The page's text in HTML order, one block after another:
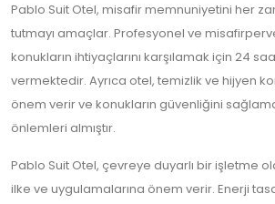
Pablo Suit Otel, misafir memnuniyetini her
tutmayı amaçlar. Profesyonel ve
konukların ihtiyaçlarını karşılamak için 24
vermektedir. Ayrıca otel, temizlik ve hijyen
önem verir ve konukların güvenliğini
önlemleri almıştır.
Pablo Suit Otel, çevreye duyarlı bir işletme
ilke ve uygulamalarına önem verir. Enerji